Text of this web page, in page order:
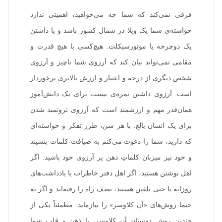
فرقی نمی‌کند که شما چه می‌خواهید، اهمیتی ندارد
خواسته‌ی شما یک ویلا در شمال کشور باشد و یا داشتن
یک دوچرخه یا موتورسیکلت. هیچ‌کسی با هیچ قدرت و
مقامی نمی‌تواند بیان کند که آرزوی شما ناچیز و آرزوی
شخص دیگری از درجه و اعتبار و ارزش بالاتری برخوردار
است. آرزوی داشتن نمره‌ی بیست برای یک دانش‌آموز
همان‌قدر مهم و ارزشمند است که آرزوی ثروتمند شدن
برای یک انسان بالغ. با هر سن‌، طرز تفکر و خواسته‌ای
که دارید‌، شما را دعوت می‌کنم به ضیافت کلمات بنشیند
و خود نیز میزبان کلماتِ ذهن پر آرزوی خود باشید. اگر
اهل نوشتن هستید، اگر اهل دفتر خاطرات یا یادداشت‌های
روزانه یا حتی تلقین هستید، نصف راه را رفته‌اید و اگر نه
حتما روش‌های «آن کلاوسر» را بیازماید. مطمئناً یکی از